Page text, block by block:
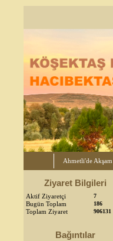
Ahmetli'de Akşam
Ziyaret Bilgileri
Aktif Ziyaretçi 7
Bugün Toplam 186
Toplam Ziyaret 906131
Bağıntılar